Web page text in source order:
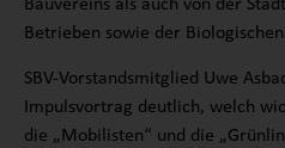
Bauvereins als auch von der
Betrieben sowie der
SBV-Vorstandsmitglied Uwe
Impulsvortrag deutlich, welch
die „Mobilisten“ und die